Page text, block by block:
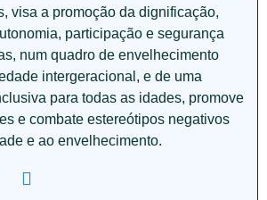
visa a promoção da dignificação,
participação e segurança
num quadro de envelhecimento
intergeracional, e de uma
para todas as idades, promove
e combate estereótipos negativos
e ao envelhecimento.